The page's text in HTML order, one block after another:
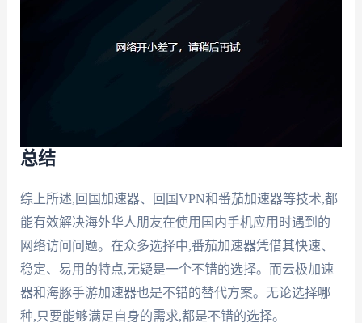
总结
综上所述,回国加速器、回国VPN和番茄加速器等技术,都
能有效解决海外华人朋友在使用国内手机应用时遇到的
网络访问问题。在众多选择中,番茄加速器凭借其快速、
稳定、易用的特点,无疑是一个不错的选择。而云极加速
器和海豚手游加速器也是不错的替代方案。无论选择哪
种,只要能够满足自身的需求,都是不错的选择。